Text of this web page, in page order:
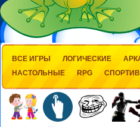
ВСЕ ИГРЫ ЛОГИЧЕСКИЕ
НАСТОЛЬНЫЕ
RPG